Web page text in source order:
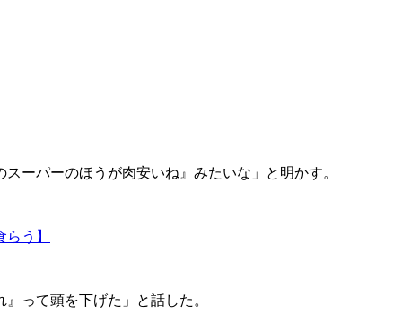
ーパーのほうが肉安いね』みたいな」と明かす。
う】
って頭を下げた」と話した。